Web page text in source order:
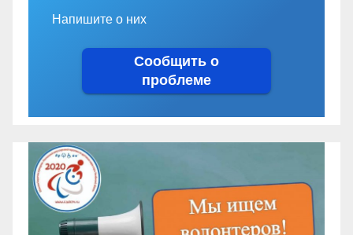
Напишите о них
Сообщить о
проблеме